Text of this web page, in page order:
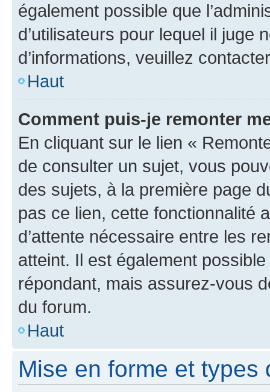
également possible que
d’utilisateurs pour lequel il juge
d’informations, veuillez
Haut
Comment puis-je remonter
En cliquant sur le lien «
de consulter un sujet, vous
des sujets, à la première page
pas ce lien, cette fonctionnalité
d’attente nécessaire entre les
atteint. Il est également
répondant, mais assurez-vous
du forum.
Haut
Mise en forme et types